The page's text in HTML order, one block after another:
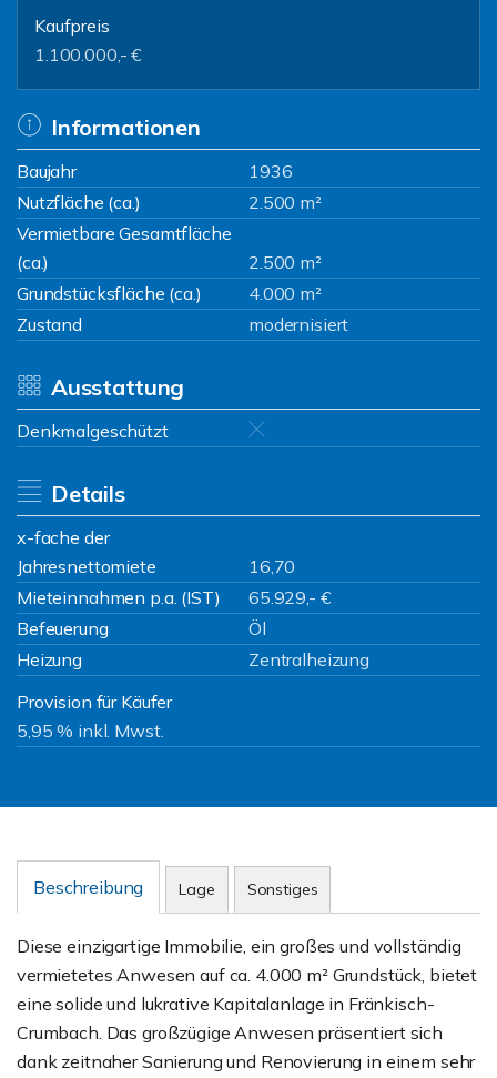
Kaufpreis
1.100.000,- €
Informationen
Baujahr
1936
Nutzfläche (ca.)
2.500 m²
Vermietbare Gesamtfläche
(ca.)
2.500 m²
Grundstücksfläche (ca.)
4.000 m²
Zustand
modernisiert
Ausstattung
Denkmalgeschützt
Details
x-fache der
Jahresnettomiete
16,70
Mieteinnahmen p.a. (IST)
65.929,- €
Befeuerung
Öl
Heizung
Zentralheizung
Provision für Käufer
5,95 % inkl. Mwst.
Beschreibung Lage Sonstiges
Diese einzigartige Immobilie, ein großes und vollständig
vermietetes Anwesen auf ca. 4.000 m² Grundstück, bietet
eine solide und lukrative Kapitalanlage in Fränkisch-
Crumbach. Das großzügige Anwesen präsentiert sich
dank zeitnaher Sanierung und Renovierung in einem sehr